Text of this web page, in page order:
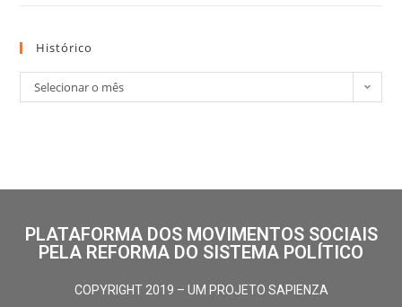
Histórico
Selecionar o mês
PLATAFORMA DOS MOVIMENTOS SOCIAIS
PELA REFORMA DO SISTEMA POLÍTICO
COPYRIGHT 2019 – UM PROJETO SAPIENZA